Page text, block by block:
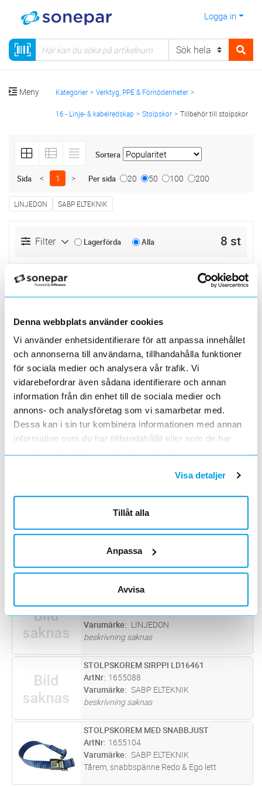
Denna webbplats använder cookies
Vi använder enhetsidentifierare för att anpassa innehållet
och annonserna till användarna, tillhandahålla funktioner
för sociala medier och analysera vår trafik. Vi
vidarebefordrar även sådana identifierare och annan
information från din enhet till de sociala medier och
annons- och analysföretag som vi samarbetar med.
Dessa kan i sin tur kombinera informationen med annan
information som du har tillhandahållit eller som de har
samlat in när du har använt deras tjänster.
Visa detaljer
Tillåt alla
Anpassa
Avvisa
Logga in
Meny Kategorier Verktyg, PPE & Förnödenheter
16 - Linje- & kabelredskap Stolpskor Tillbehör till stolpskor
Sortera
Sida < 1 > Per sida 20 50 100 200
LINJEDON SABP ELTEKNIK
Filter Lagerförda Alla 8 st
Varumärke LINJEDON
sätta fundament så att lampstolpen står helt
lodrätt. Fundamentriktaren är ett mycket
omtyckt verktyg som gör arbetet enkelt och
dessutom spar tid. Leverera
PR Lägg i kundvagn
GRIPARMAR R 180
ArtNr 1655038
Varumärke LINJEDON
Ställbara griparmar, ytter och inner, säljes
PR Lägg i kundvagn
GRIPARMAR R 181
ArtNr
1655040
Varumärke LINJEDON
Ställbara griparmar, ytter och inner, säljes
endast i par (2x2), reservdel.
Lägg i kundvagn
Varumärke LINJEDON
Ställbara fotplattor, reservdel för skor med
ST Lägg i kundvagn
STOLPSKOREM AUS
1655044
Reservremmar hålad och öljetterad till
stolpskor. Säljes per styck.
ST Lägg i kundvagn
ArtNr 1655046
Varumärke
LINJEDON
beskrivning saknas
ST Lägg i kundvagn
STOLPSKOREM SIRPPI LD16461
ArtNr 1655088
Varumärke
SABP ELTEKNIK
beskrivning saknas
ST Lägg i kundvagn
STOLPSKOREM MED SNABBJUST
ArtNr 1655104
Varumärke
SABP ELTEKNIK
Tårem, snabbspänne Redo & Ego lett